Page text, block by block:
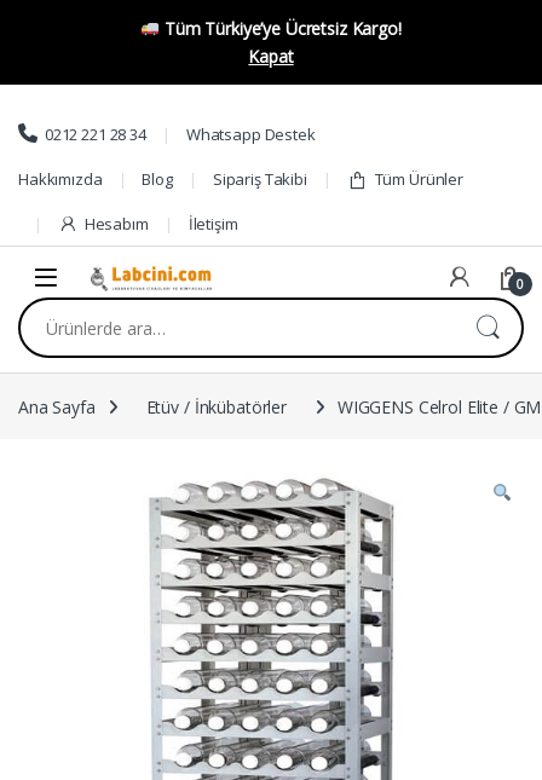
Tüm Türkiye’ye Ücretsiz Kargo!
Kapat
Skip to navigation
Skip to content
0212 221 28 34 Whatsapp Destek
Hakkımızda Blog Sipariş Takibi Tüm Ürünler
Hesabım İletişim
0
Ara:
Ana Sayfa Etüv / İnkübatörler WIGGENS Celrol Elite /